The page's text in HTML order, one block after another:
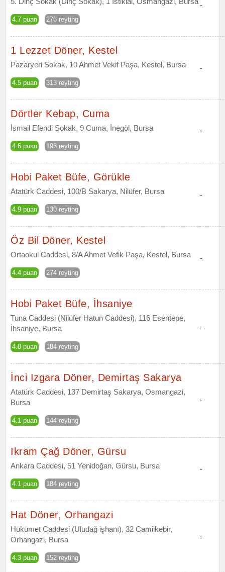
4.7 puan 276 reyting
-
1 Lezzet Döner, Kestel
Pazaryeri Sokak, 10 Ahmet Vekif Paşa, Kestel, Bursa
4.5 puan 313 reyting
-
Dörtler Kebap, Cuma
İsmail Efendi Sokak, 9 Cuma, İnegöl, Bursa
4.6 puan 193 reyting
-
Hobi Paket Büfe, Görükle
Atatürk Caddesi, 100/B Sakarya, Nilüfer, Bursa
4.9 puan 130 reyting
-
Öz Bil Döner, Kestel
Ortaokul Caddesi, 8/A Ahmet Vefik Paşa, Kestel, Bursa
4.4 puan 274 reyting
-
Hobi Paket Büfe, İhsaniye
Tuna Caddesi (Nilüfer Hatun Caddesi), 116 Esentepe,
İhsaniye, Bursa
4.8 puan 184 reyting
-
İnci Izgara Döner, Demirtaş Sakarya
Atatürk Caddesi, 137 Demirtaş Sakarya, Osmangazi,
Bursa
4.1 puan 144 reyting
-
Ikram Çağ Döner, Gürsu
Ankara Caddesi, 51 Yenidoğan, Gürsu, Bursa
4.1 puan 184 reyting
-
Hat Döner, Orhangazi
Hükümet Caddesi (Uludağ işhanı), 32 Camiikebir,
Orhangazi, Bursa
4.3 puan 152 reyting
-